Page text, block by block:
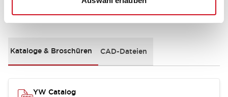
Dokumente und Dateien
Kataloge & Broschüren CAD-Dateien
YW Catalog